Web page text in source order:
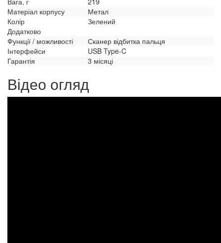
Матеріал корпусу
Метал
Колір
Зелений
Додатково
Функції / можливості
Сканер відбитка пальця
Інтерфейси
USB Type-C
Гарантія
3 місяці
Відео огляд